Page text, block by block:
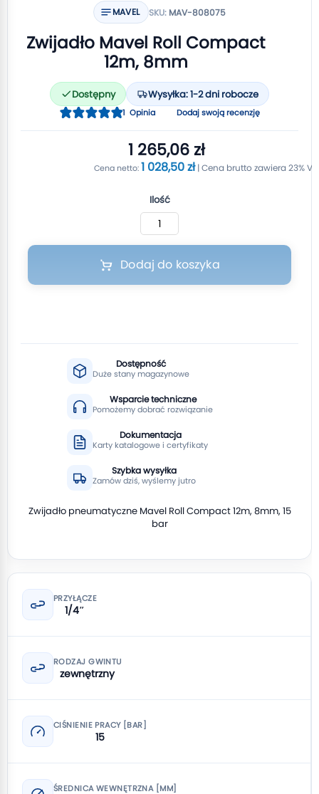
MAVEL SKU: MAV-808075
Zwijadło Mavel Roll Compact
12m, 8mm
Dostępny
Wysyłka: 1-2 dni robocze
Ocena:
1 Opinia Dodaj swoją recenzję
1 265,06 zł
1 028,50 zł
Ilość
Dodaj do koszyka
Dostępność
Duże stany magazynowe
Wsparcie techniczne
Pomożemy dobrać rozwiązanie
Dokumentacja
Karty katalogowe i certyfikaty
Szybka wysyłka
Zamów dziś, wyślemy jutro
Zwijadło pneumatyczne Mavel Roll Compact 12m, 8mm, 15
bar
PRZYŁĄCZE
1/4″
RODZAJ GWINTU
zewnętrzny
CIŚNIENIE PRACY [BAR]
15
ŚREDNICA WEWNĘTRZNA [MM]